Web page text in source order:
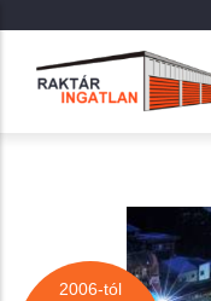
tartalomra
2006-tól